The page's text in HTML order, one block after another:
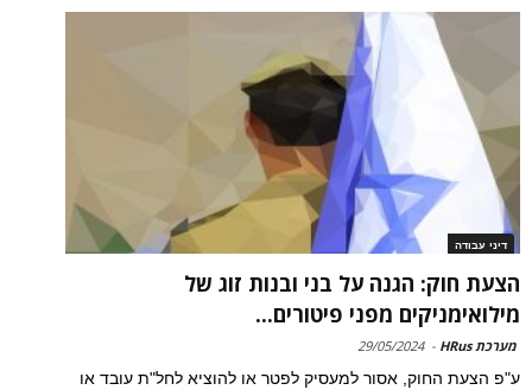
דיני עבודה
הצעת חוק: הגנה על בני ובנות זוג של
מילואימניקים מפני פיטורים...
מערכת HRus -
29/05/2024
ע"פ הצעת החוק, אסור למעסיק לפטר או להוציא לחל"ת עובד או